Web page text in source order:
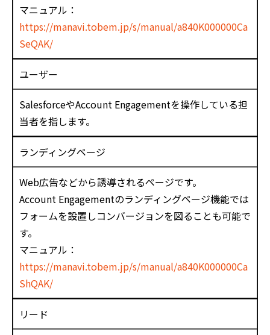
マニュアル：
https://manavi.tobem.jp/s/manual/a840K000000Ca
SeQAK/
ユーザー
SalesforceやAccount Engagementを操作している担
当者を指します。
ランディングページ
Web広告などから誘導されるページです。
Account Engagementのランディングページ機能では
フォームを設置しコンバージョンを図ることも可能で
す。
マニュアル：
https://manavi.tobem.jp/s/manual/a840K000000Ca
ShQAK/
リード